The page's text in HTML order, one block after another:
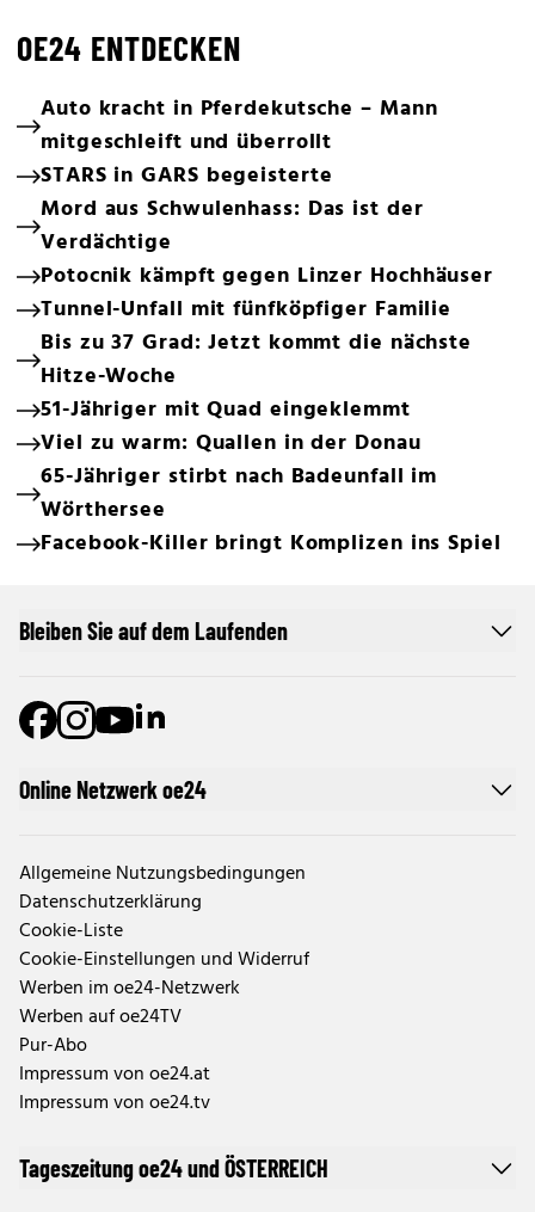
OE24 ENTDECKEN
Auto kracht in Pferdekutsche – Mann
mitgeschleift und überrollt
STARS in GARS begeisterte
Mord aus Schwulenhass: Das ist der
Verdächtige
Potocnik kämpft gegen Linzer Hochhäuser
Tunnel-Unfall mit fünfköpfiger Familie
Bis zu 37 Grad: Jetzt kommt die nächste
Hitze-Woche
51-Jähriger mit Quad eingeklemmt
Viel zu warm: Quallen in der Donau
65-Jähriger stirbt nach Badeunfall im
Wörthersee
Facebook-Killer bringt Komplizen ins Spiel
Online Netzwerk oe24
Allgemeine Nutzungsbedingungen
Datenschutzerklärung
Cookie-Liste
Cookie-Einstellungen und Widerruf
Werben im oe24-Netzwerk
Werben auf oe24TV
Pur-Abo
Impressum von oe24.at
Impressum von oe24.tv
Tageszeitung oe24 und ÖSTERREICH
Bleiben Sie auf dem Laufenden